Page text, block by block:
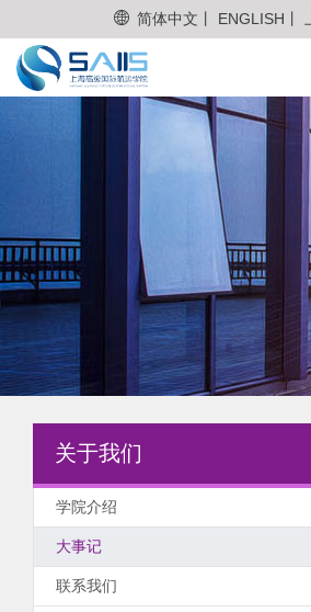
简体中文丨 ENGLISH丨
关于我们
学院介绍
大事记
联系我们